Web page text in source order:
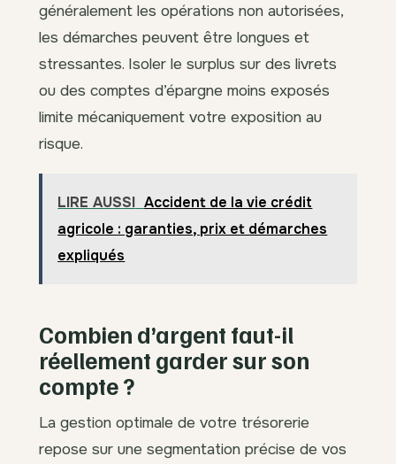
généralement les opérations non autorisées,
les démarches peuvent être longues et
stressantes. Isoler le surplus sur des livrets
ou des comptes d’épargne moins exposés
limite mécaniquement votre exposition au
risque.
LIRE AUSSI Accident de la vie crédit
agricole : garanties, prix et démarches
expliqués
Combien d’argent faut-il
réellement garder sur son
compte ?
La gestion optimale de votre trésorerie
repose sur une segmentation précise de vos